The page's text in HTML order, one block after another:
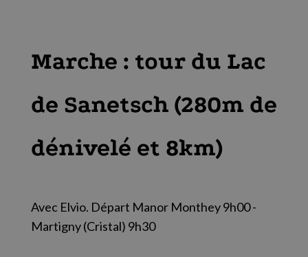
Marche : tour du Lac
de Sanetsch (280m de
dénivelé et 8km)
Avec Elvio. Départ Manor Monthey 9h00 -
Martigny (Cristal) 9h30